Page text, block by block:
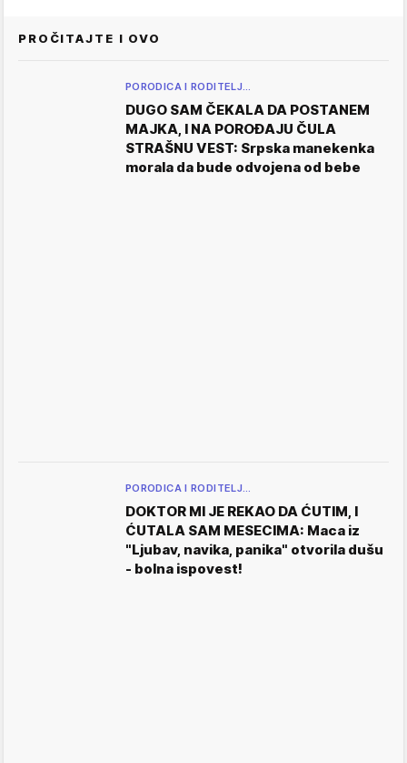
PROČITAJTE I OVO
PORODICA I RODITELJ…
DUGO SAM ČEKALA DA POSTANEM
MAJKA, I NA POROĐAJU ČULA
STRAŠNU VEST: Srpska manekenka
morala da bude odvojena od bebe
PORODICA I RODITELJ…
DOKTOR MI JE REKAO DA ĆUTIM, I
ĆUTALA SAM MESECIMA: Maca iz
"Ljubav, navika, panika" otvorila dušu
- bolna ispovest!